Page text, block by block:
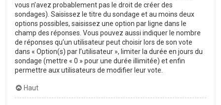
vous n’avez probablement pas le droit de créer des
sondages). Saisissez le titre du sondage et au moins deux
options possibles, saisissez une option par ligne dans le
champ des réponses. Vous pouvez aussi indiquer le nombre
de réponses qu’un utilisateur peut choisir lors de son vote
dans « Option(s) par l’utilisateur », limiter la durée en jours du
sondage (mettre « 0 » pour une durée illimitée) et enfin
permettre aux utilisateurs de modifier leur vote.
Haut